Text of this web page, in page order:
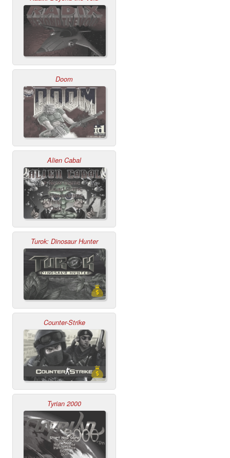
Doom
Alien Cabal
Turok: Dinosaur Hunter
Counter-Strike
Tyrian 2000